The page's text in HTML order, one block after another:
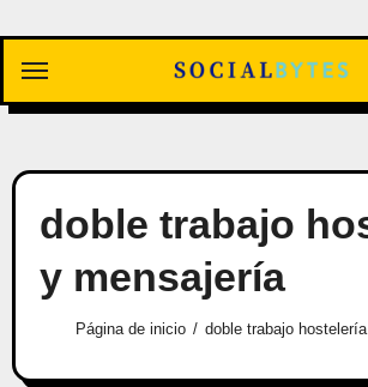
contenido
doble trabajo
y mensajería
Página de inicio doble trabajo